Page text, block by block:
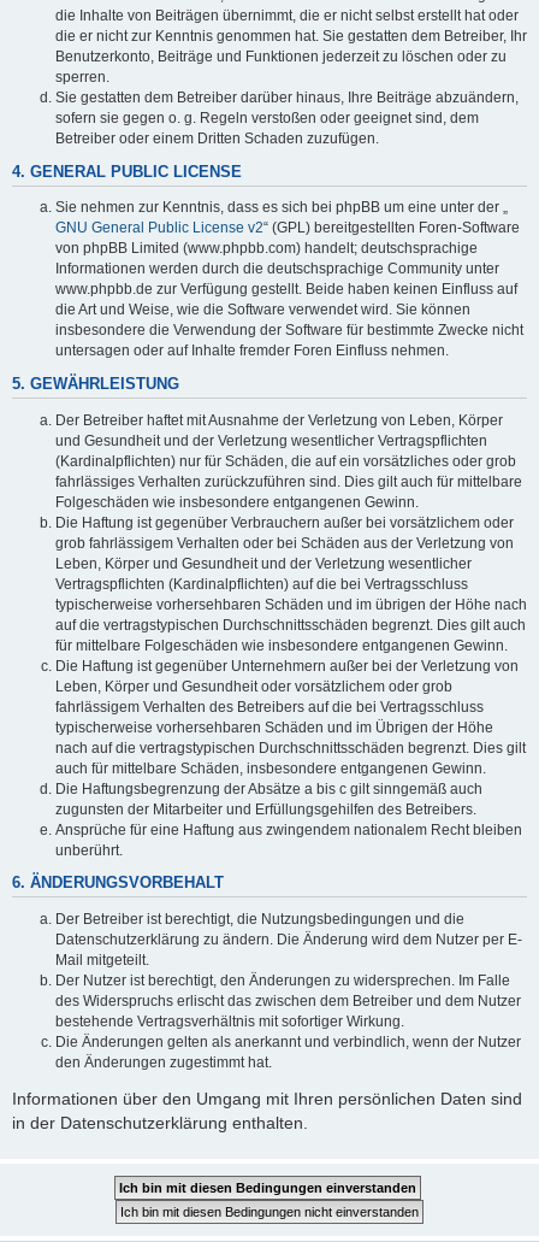
die Inhalte von Beiträgen übernimmt, die er nicht selbst erstellt hat oder
die er nicht zur Kenntnis genommen hat. Sie gestatten dem Betreiber, Ihr
Benutzerkonto, Beiträge und Funktionen jederzeit zu löschen oder zu
sperren.
Sie gestatten dem Betreiber darüber hinaus, Ihre Beiträge abzuändern,
sofern sie gegen o. g. Regeln verstoßen oder geeignet sind, dem
Betreiber oder einem Dritten Schaden zuzufügen.
4. GENERAL PUBLIC LICENSE
Sie nehmen zur Kenntnis, dass es sich bei phpBB um eine unter der „
GNU General Public License v2“ (GPL) bereitgestellten Foren-Software
von phpBB Limited (www.phpbb.com) handelt; deutschsprachige
Informationen werden durch die deutschsprachige Community unter
www.phpbb.de zur Verfügung gestellt. Beide haben keinen Einfluss auf
die Art und Weise, wie die Software verwendet wird. Sie können
insbesondere die Verwendung der Software für bestimmte Zwecke nicht
untersagen oder auf Inhalte fremder Foren Einfluss nehmen.
5. GEWÄHRLEISTUNG
Der Betreiber haftet mit Ausnahme der Verletzung von Leben, Körper
und Gesundheit und der Verletzung wesentlicher Vertragspflichten
(Kardinalpflichten) nur für Schäden, die auf ein vorsätzliches oder grob
fahrlässiges Verhalten zurückzuführen sind. Dies gilt auch für mittelbare
Folgeschäden wie insbesondere entgangenen Gewinn.
Die Haftung ist gegenüber Verbrauchern außer bei vorsätzlichem oder
grob fahrlässigem Verhalten oder bei Schäden aus der Verletzung von
Leben, Körper und Gesundheit und der Verletzung wesentlicher
Vertragspflichten (Kardinalpflichten) auf die bei Vertragsschluss
typischerweise vorhersehbaren Schäden und im übrigen der Höhe nach
auf die vertragstypischen Durchschnittsschäden begrenzt. Dies gilt auch
für mittelbare Folgeschäden wie insbesondere entgangenen Gewinn.
Die Haftung ist gegenüber Unternehmern außer bei der Verletzung von
Leben, Körper und Gesundheit oder vorsätzlichem oder grob
fahrlässigem Verhalten des Betreibers auf die bei Vertragsschluss
typischerweise vorhersehbaren Schäden und im Übrigen der Höhe
nach auf die vertragstypischen Durchschnittsschäden begrenzt. Dies gilt
auch für mittelbare Schäden, insbesondere entgangenen Gewinn.
Die Haftungsbegrenzung der Absätze a bis c gilt sinngemäß auch
zugunsten der Mitarbeiter und Erfüllungsgehilfen des Betreibers.
Ansprüche für eine Haftung aus zwingendem nationalem Recht bleiben
unberührt.
6. ÄNDERUNGSVORBEHALT
Der Betreiber ist berechtigt, die Nutzungsbedingungen und die
Datenschutzerklärung zu ändern. Die Änderung wird dem Nutzer per E-
Mail mitgeteilt.
Der Nutzer ist berechtigt, den Änderungen zu widersprechen. Im Falle
des Widerspruchs erlischt das zwischen dem Betreiber und dem Nutzer
bestehende Vertragsverhältnis mit sofortiger Wirkung.
Die Änderungen gelten als anerkannt und verbindlich, wenn der Nutzer
den Änderungen zugestimmt hat.
Informationen über den Umgang mit Ihren persönlichen Daten sind
in der Datenschutzerklärung enthalten.